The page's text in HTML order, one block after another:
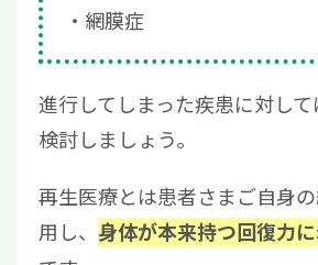
網膜症
進行してしまった疾患に対し
検討しましょう。
再生医療とは患者さまご自身
用し、 身体が本来持つ回復力